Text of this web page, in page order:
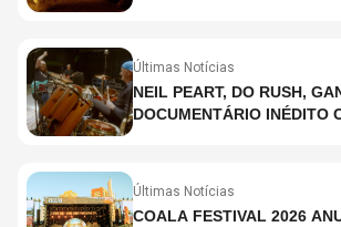
Últimas Notícias
NEIL PEART, DO RUSH,
DOCUMENTÁRIO INÉDITO
Últimas Notícias
COALA FESTIVAL 2026